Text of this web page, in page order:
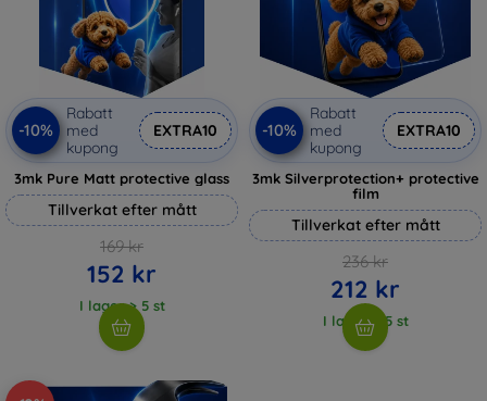
-10%
Rabatt
med
kupong
EXTRA10
3mk Pure Matt protective glass
Tillverkat efter mått
169 kr
152 kr
I lager > 5 st
-10%
Rabatt
med
kupong
EXTRA10
3mk Silverprotection+ protective
film
Tillverkat efter mått
236 kr
212 kr
I lager > 5 st